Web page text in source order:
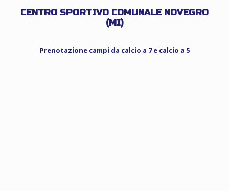
CENTRO SPORTIVO COMUNALE NOVEGRO
(MI)
Prenotazione campi da calcio a 7 e calcio a 5